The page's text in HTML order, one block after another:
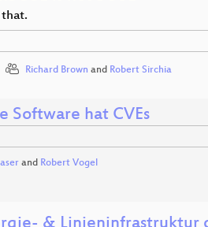
Richard Brown and Robert Sirchia
Software hat CVEs
and Robert Vogel